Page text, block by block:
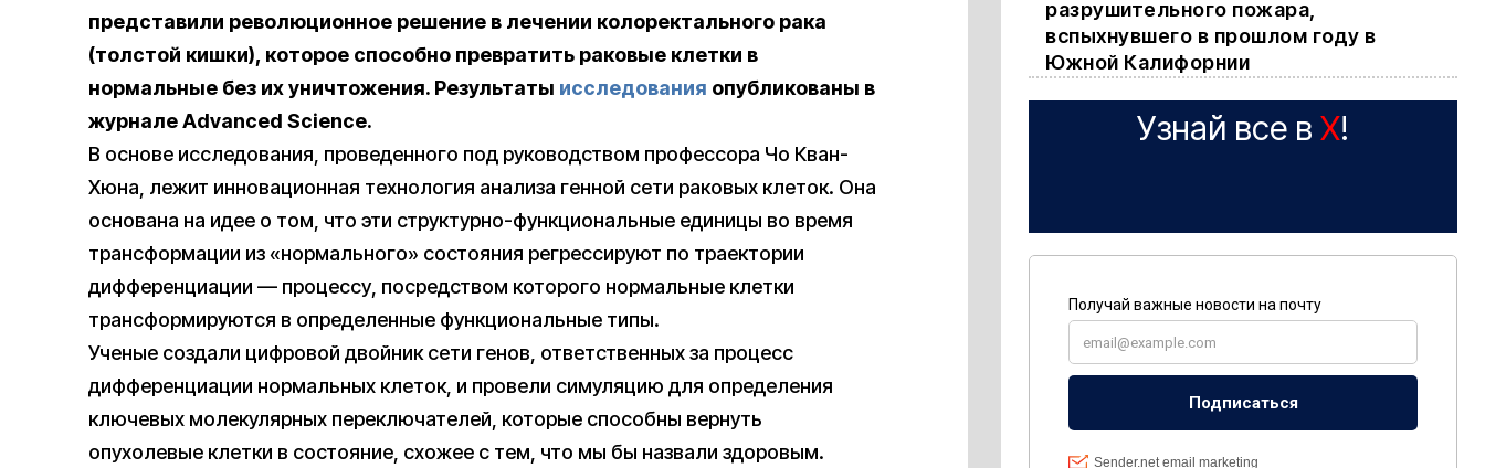
представили революционное решение в лечении колоректального рака
(толстой кишки), которое способно превратить раковые клетки в
нормальные без их уничтожения. Результаты исследования опубликованы в
журнале Advanced Science.
В основе исследования, проведенного под руководством профессора Чо Кван-
Хюна, лежит инновационная технология анализа генной сети раковых клеток. Она
основана на идее о том, что эти структурно-функциональные единицы во время
трансформации из «нормального» состояния регрессируют по траектории
дифференциации — процессу, посредством которого нормальные клетки
трансформируются в определенные функциональные типы.
Ученые создали цифровой двойник сети генов, ответственных за процесс
дифференциации нормальных клеток, и провели симуляцию для определения
ключевых молекулярных переключателей, которые способны вернуть
опухолевые клетки в состояние, схожее с тем, что мы бы назвали здоровым.
разрушительного пожара,
вспыхнувшего в прошлом году в
Южной Калифорнии
Узнай все в X!